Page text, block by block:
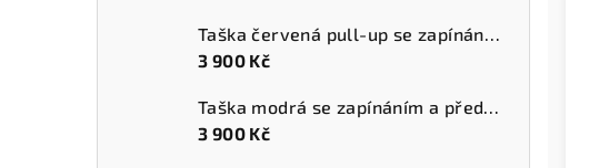
Taška červená pull-up se zapínáním a přední kapsou
3 900 Kč
Taška modrá se zapínáním a přední kapsou
3 900 Kč